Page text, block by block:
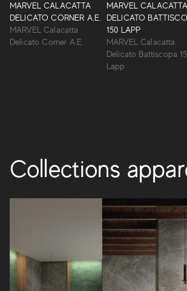
MARVEL CALACATTA
DELICATO CORNER A.E.
MARVEL Calacatta
Delicato Corner A.E.
MARVEL CALACATTA
DELICATO
150 LAPP
MARVEL Calacatta
Delicato Battiscopa
Lapp
effet marbre Atlas Concorde avec de
inspirations : quatre précieux marbres
directement dans la tradition monumentale
reproduits avec une précision extrême et
Collections